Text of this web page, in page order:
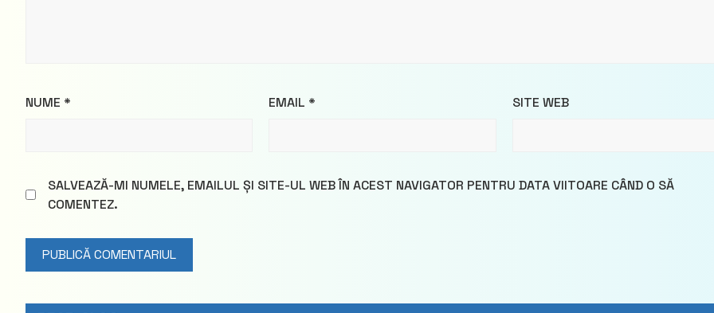
NUME * EMAIL * SITE WEB
SALVEAZĂ-MI NUMELE, EMAILUL ȘI SITE-UL WEB ÎN ACEST NAVIGATOR PENTRU DATA VIITOARE CÂND O SĂ
COMENTEZ.